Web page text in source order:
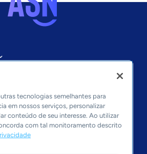
tecnologias semelhantes para
em nossos serviços, personalizar
conteúdo de seu interesse. Ao utilizar
com tal monitoramento descrito